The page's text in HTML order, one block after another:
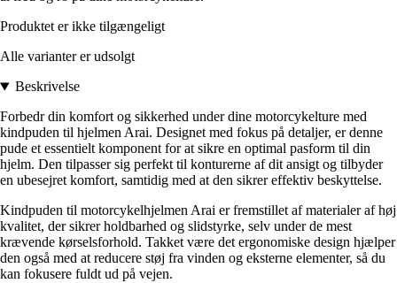
Produktet er ikke tilgængeligt
Alle varianter er udsolgt
Beskrivelse
Forbedr din komfort og sikkerhed under dine motorcykelture med
kindpuden til hjelmen Arai. Designet med fokus på detaljer, er denne
pude et essentielt komponent for at sikre en optimal pasform til din
hjelm. Den tilpasser sig perfekt til konturerne af dit ansigt og tilbyder
en ubesejret komfort, samtidig med at den sikrer effektiv beskyttelse.
Kindpuden til motorcykelhjelmen Arai er fremstillet af materialer af høj
kvalitet, der sikrer holdbarhed og slidstyrke, selv under de mest
krævende kørselsforhold. Takket være det ergonomiske design hjælper
den også med at reducere støj fra vinden og eksterne elementer, så du
kan fokusere fuldt ud på vejen.